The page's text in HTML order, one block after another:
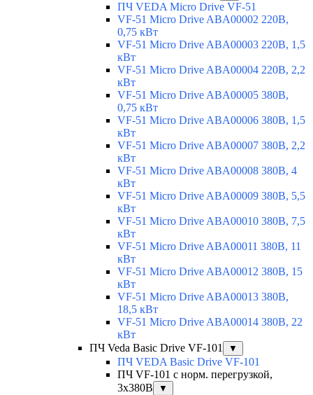
ПЧ VEDA Micro Drive VF-51
VF-51 Micro Drive ABA00002 220В,
0,75 кВт
VF-51 Micro Drive ABA00003 220В, 1,5
кВт
VF-51 Micro Drive ABA00004 220В, 2,2
кВт
VF-51 Micro Drive ABA00005 380В,
0,75 кВт
VF-51 Micro Drive ABA00006 380В, 1,5
кВт
VF-51 Micro Drive ABA00007 380В, 2,2
кВт
VF-51 Micro Drive ABA00008 380В, 4
кВт
VF-51 Micro Drive ABA00009 380В, 5,5
кВт
VF-51 Micro Drive ABA00010 380В, 7,5
кВт
VF-51 Micro Drive ABA00011 380В, 11
кВт
VF-51 Micro Drive ABA00012 380В, 15
кВт
VF-51 Micro Drive ABA00013 380В,
18,5 кВт
VF-51 Micro Drive ABA00014 380В, 22
кВт
ПЧ Veda Basic Drive VF-101
▼
ПЧ VEDA Basic Drive VF-101
ПЧ VF-101 с норм. перегрузкой,
3х380В
▼